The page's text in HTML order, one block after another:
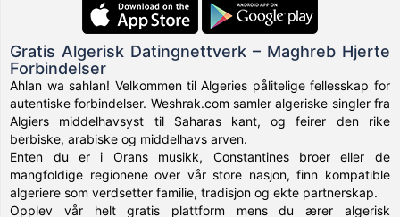
Gratis Algerisk Datingnettverk – Maghreb Hjerte
Forbindelser
Ahlan wa sahlan! Velkommen til Algeries pålitelige fellesskap for
autentiske forbindelser. Weshrak.com samler algeriske singler fra
Algiers middelhavsyst til Saharas kant, og feirer den rike
berbiske, arabiske og middelhavs arven.
Enten du er i Orans musikk, Constantines broer eller de
mangfoldige regionene over vår store nasjon, finn kompatible
algeriere som verdsetter familie, tradisjon og ekte partnerskap.
Opplev vår helt gratis plattform mens du ærer algerisk